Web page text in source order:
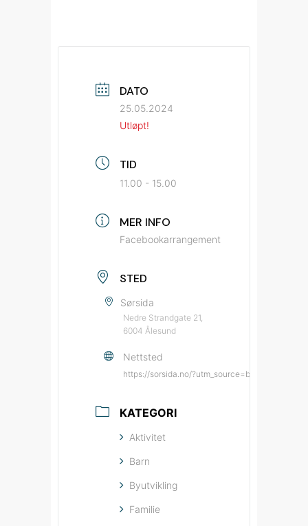
DATO
25.05.2024
Utløpt!
TID
11.00 - 15.00
MER INFO
Facebookarrangement
STED
Sørsida
Nedre Strandgate 21,
6004 Ålesund
Nettsted
https://sorsida.no/
KATEGORI
Aktivitet
Barn
Byutvikling
Familie